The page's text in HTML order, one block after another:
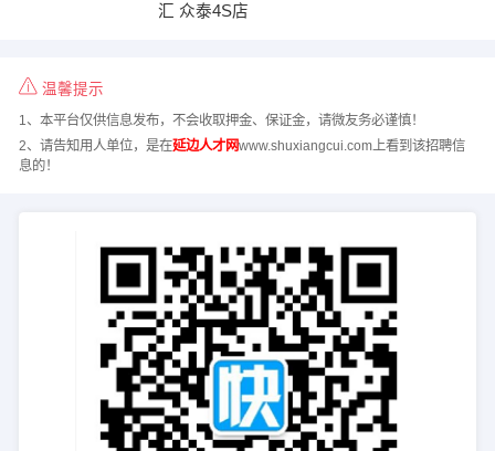
汇 众泰4S店
温馨提示
1、本平台仅供信息发布，不会收取押金、保证金，请微友务必谨慎！
2、请告知用人单位，是在延边人才网www.shuxiangcui.com上看到该招聘信
息的！